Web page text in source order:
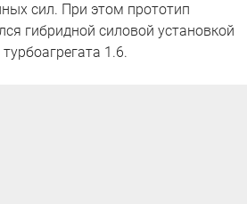
сил. При этом прототип
гибридной силовой установкой
1.6.